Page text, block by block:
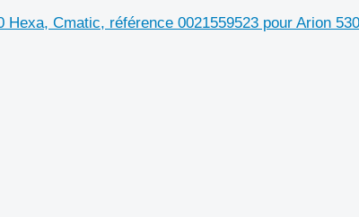
Cmatic, référence 0021559523 pour Arion 530